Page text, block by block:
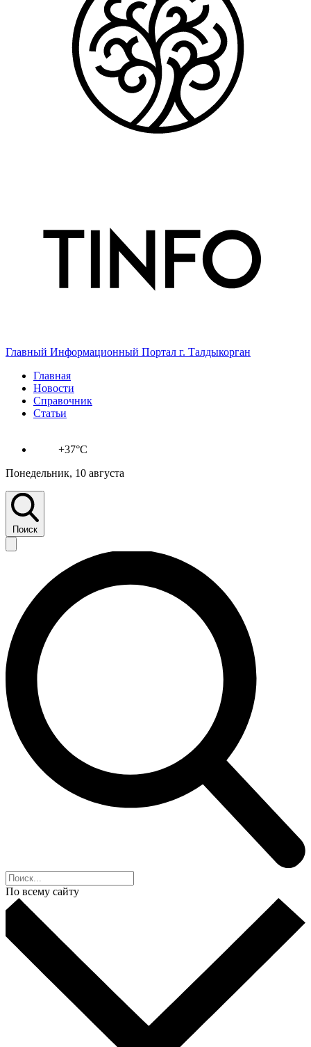
Главный Информационный Портал г. Талдыкорган
Главная
Новости
Справочник
Статьи
+37°C
Понедельник, 10 августа
Поиск
По всему сайту